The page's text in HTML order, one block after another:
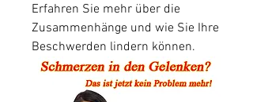
Erfahren Sie mehr über die
Zusammenhänge und wie Sie Ihre
Beschwerden lindern können.